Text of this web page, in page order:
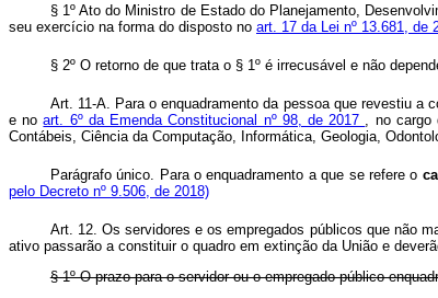
§ 1º Ato do Ministro de Estado do Planejamento,
seu exercício na forma do disposto no art. 17 da Lei nº 13.681, de
§ 2º O retorno de que trata o § 1º é irrecusável e não
Art. 11-A. Para o enquadramento da pessoa que revestiu a
e noart. 6º da Emenda Constitucional nº 98, de 2017 , no cargo
Contábeis, Ciência da Computação, Informática, Geologia,
Parágrafo único. Para o enquadramento a que se refere o
pelo Decreto nº 9.506, de 2018)
Art. 12. Os servidores e os empregados públicos que não
ativo passarão a constituir o quadro em extinção da União e
§ 1º O prazo para o servidor ou o empregado público